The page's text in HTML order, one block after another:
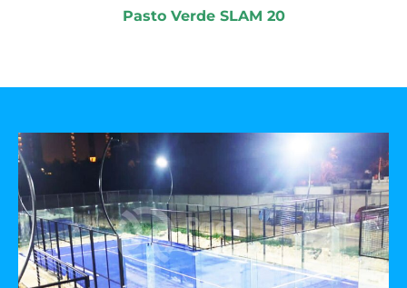
Pasto Verde SLAM 20